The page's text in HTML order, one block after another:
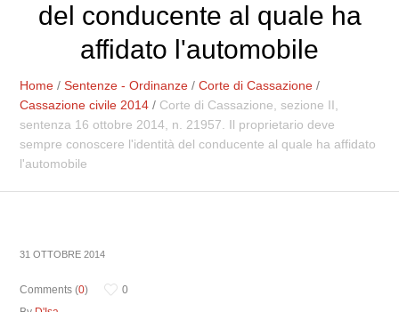
del conducente al quale ha
affidato l'automobile
Home /Sentenze - Ordinanze /Corte di Cassazione /
Cassazione civile 2014 / Corte di Cassazione, sezione II,
sentenza 16 ottobre 2014, n. 21957. Il proprietario deve
sempre conoscere l'identità del conducente al quale ha affidato
l'automobile
31 OTTOBRE 2014
Comments (0)
0